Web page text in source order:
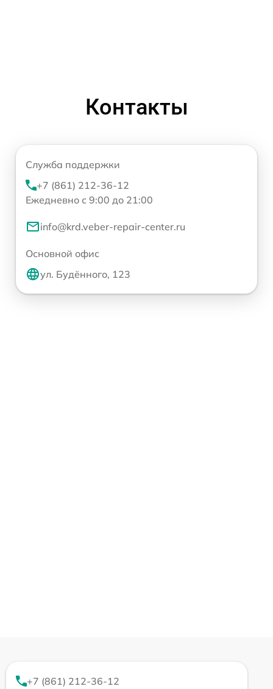
Контакты
Служба поддержки
+7 (861) 212-36-12
Ежедневно с 9:00 до 21:00
info@krd.veber-repair-center.ru
Основной офис
ул. Будённого, 123
+7 (861) 212-36-12